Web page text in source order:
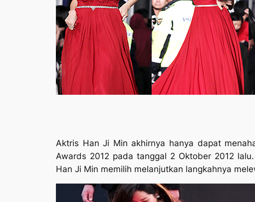
Aktris Han Ji Min akhirnya hanya dapat
Awards 2012 pada tanggal 2 Oktober 2012
Han Ji Min memilih melanjutkan langkahnya